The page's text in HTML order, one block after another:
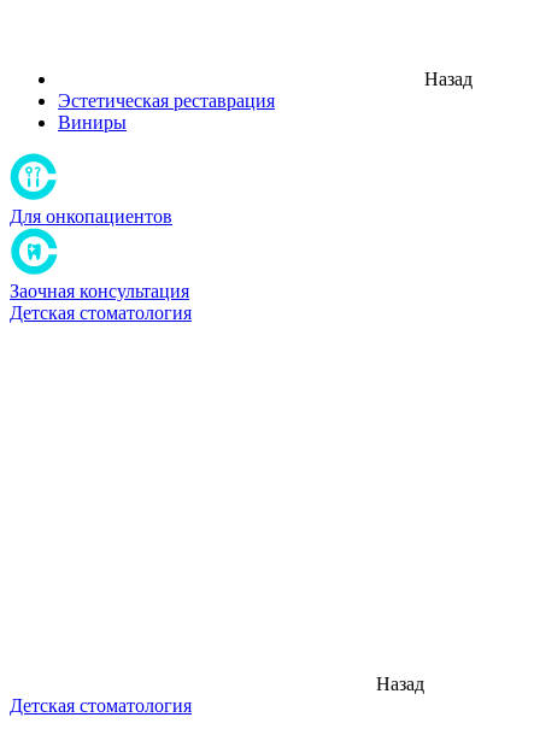
Назад
Эстетическая реставрация
Виниры
Для онкопациентов
Заочная консультация
Детская стоматология
Назад
Детская стоматология